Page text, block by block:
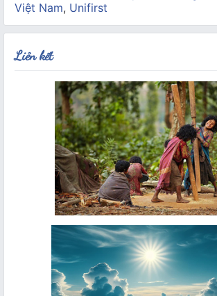
Việt Nam, Unifirst
Liên kết